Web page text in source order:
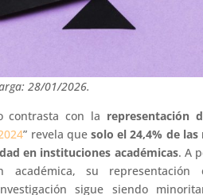
28/01/2026.
contrasta con la representación
” revela que solo el 24,4% de
en instituciones académicas. A
académica, su representación
sigue siendo